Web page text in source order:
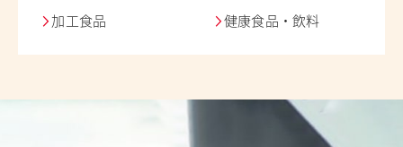
加工食品 健康食品・飲料